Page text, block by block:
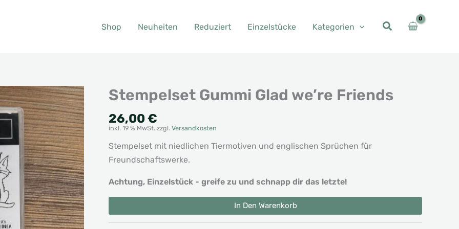
Shop Neuheiten Reduziert Einzelstücke Kategorien
Stempelset Gummi Glad we’re Friends
26,00 €
inkl. 19 % MwSt. zzgl. Versandkosten
Stempelset mit niedlichen Tiermotiven und englischen Sprüchen für
Freundschaftswerke.
Achtung, Einzelstück - greife zu und schnapp dir das letzte!
Stempelset
Glad
In Den Warenkorb
Alternative: